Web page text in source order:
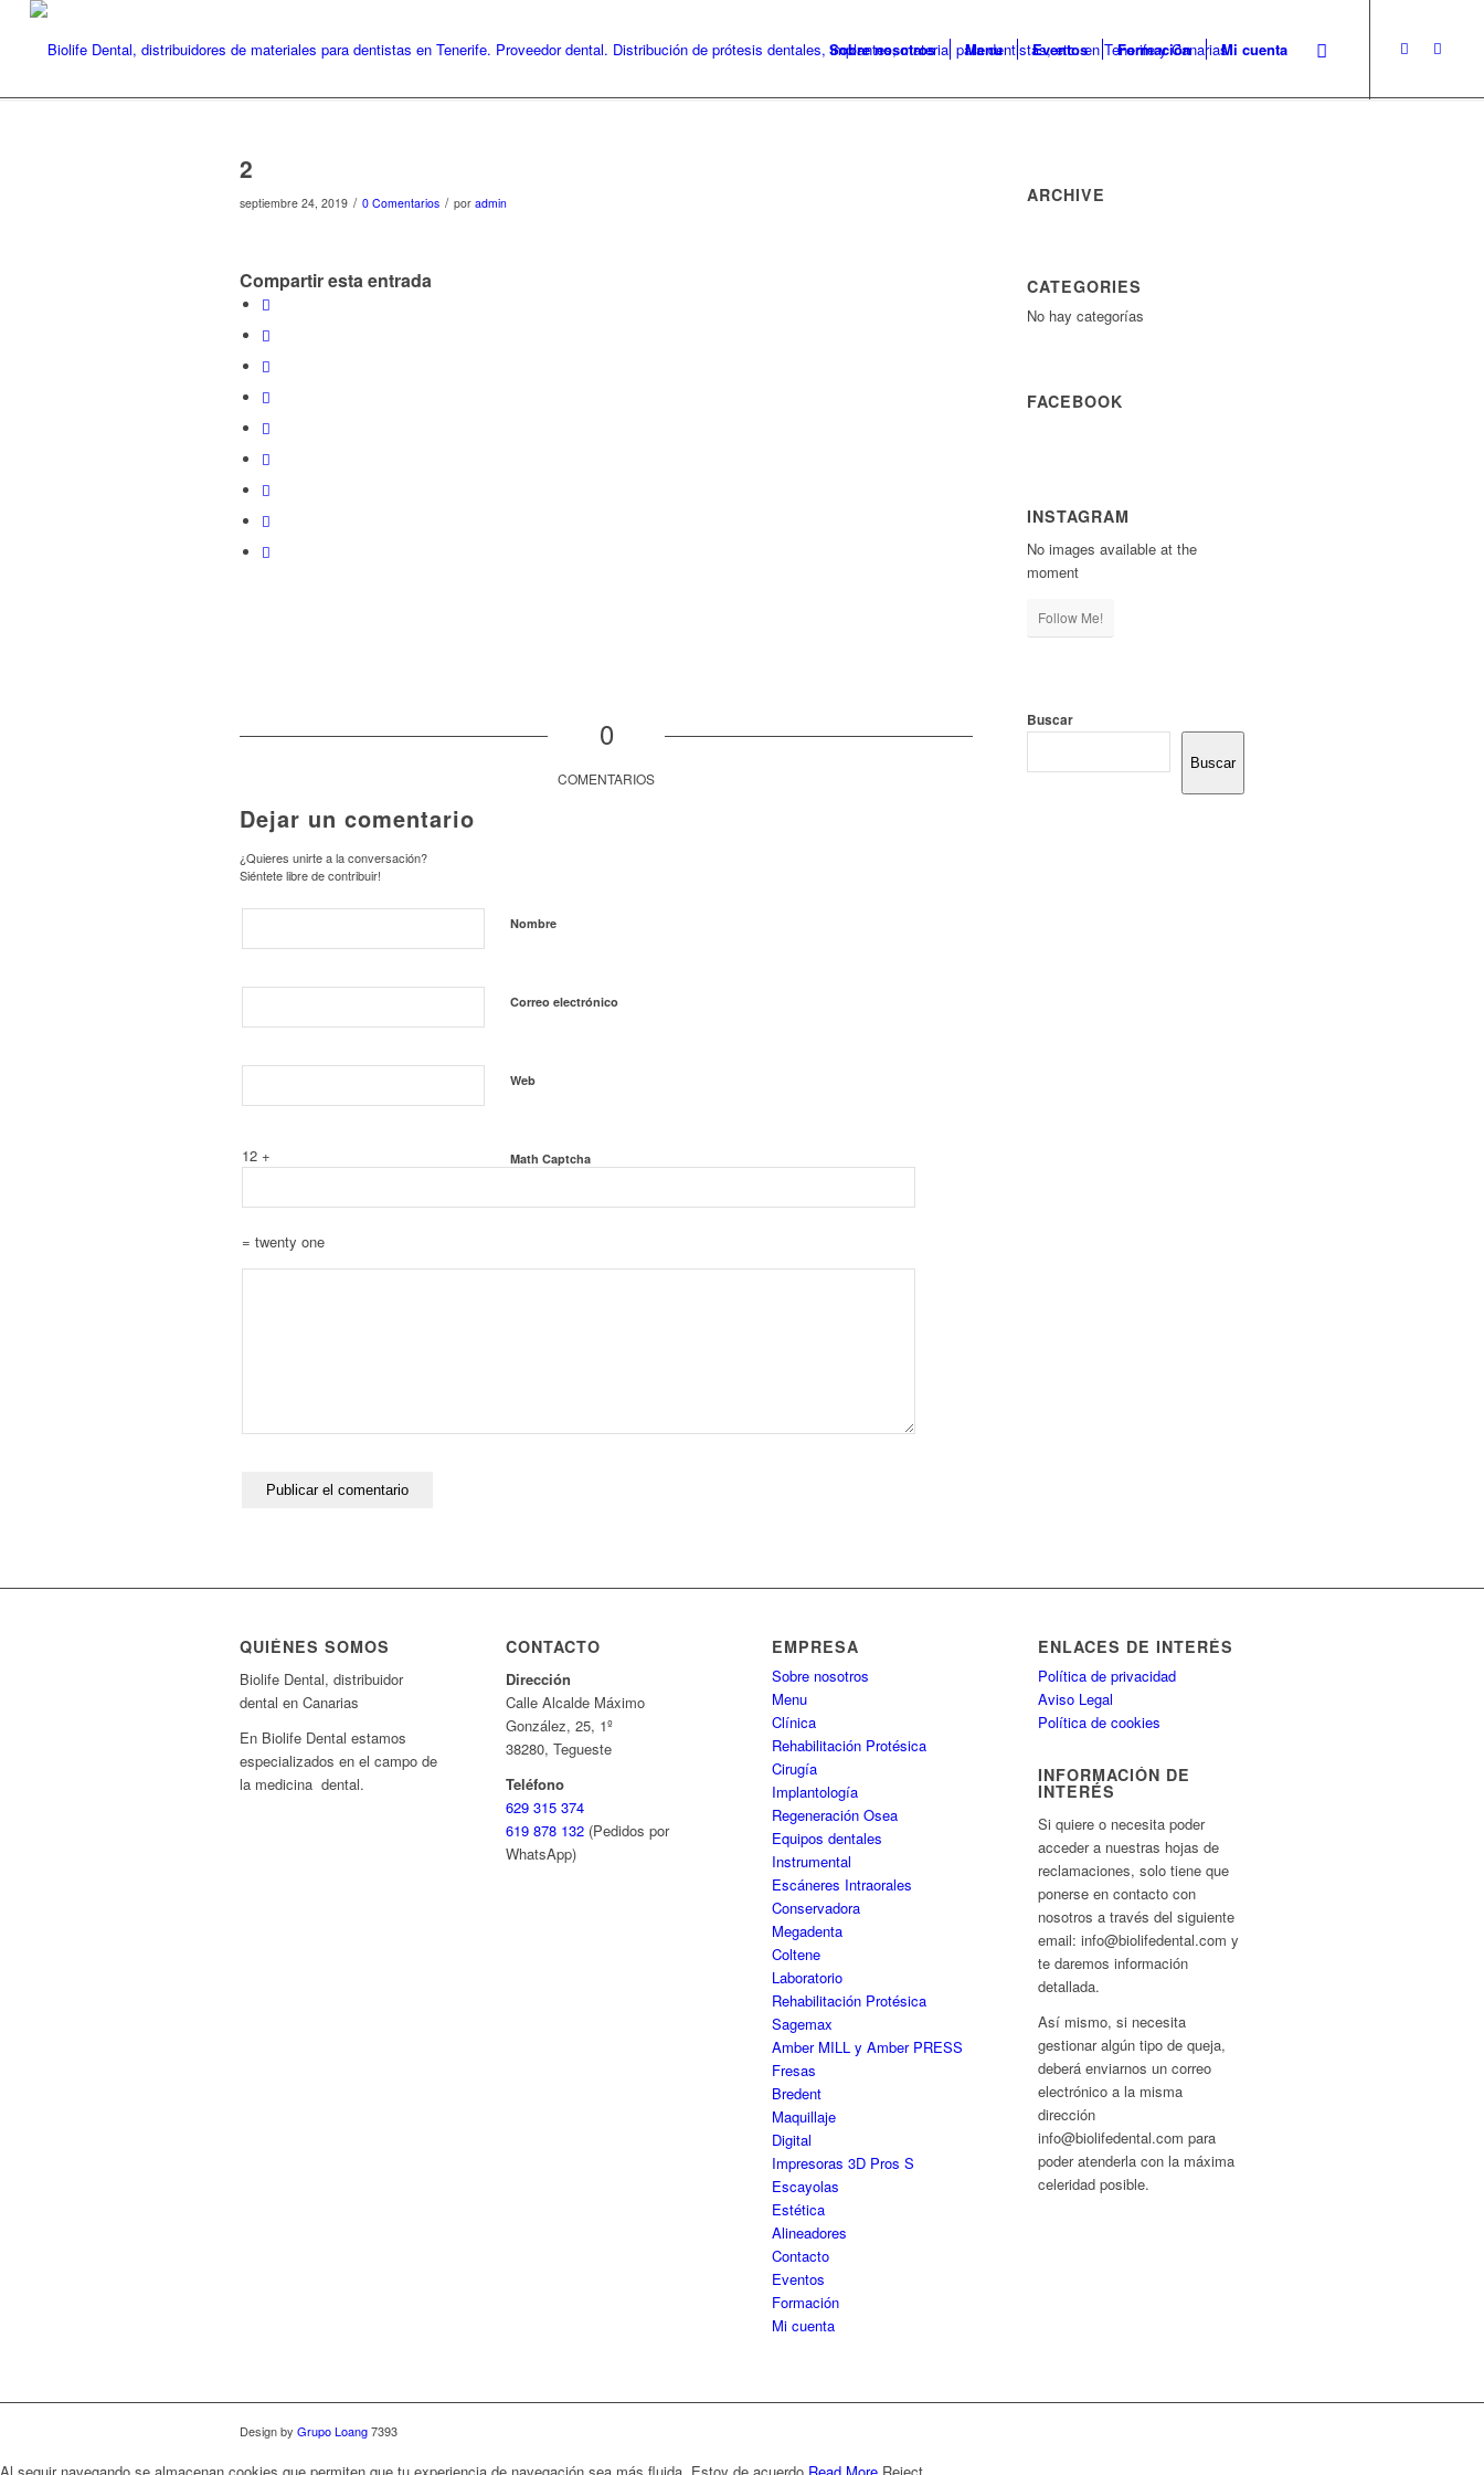
Sobre nosotros Menu Eventos Formación Mi cuenta
2
septiembre 24, 2019 / 0 Comentarios / por admin
Compartir esta entrada
0
COMENTARIOS
Dejar un comentario
¿Quieres unirte a la conversación?
Siéntete libre de contribuir!
Nombre
Correo electrónico
Web
Math Captcha
12 +
= twenty one
ARCHIVE
CATEGORIES
No hay categorías
FACEBOOK
INSTAGRAM
No images available at the
moment
Follow Me!
Buscar
Buscar
QUIÉNES SOMOS
Biolife Dental, distribuidor
dental en Canarias
En Biolife Dental estamos
especializados en el campo de
la medicina dental.
CONTACTO
Dirección
Calle Alcalde Máximo
González, 25, 1º
38280, Tegueste
Teléfono
629 315 374
619 878 132 (Pedidos por
WhatsApp)
EMPRESA
Sobre nosotros
Menu
Clínica
Rehabilitación Protésica
Cirugía
Implantología
Regeneración Osea
Equipos dentales
Instrumental
Escáneres Intraorales
Conservadora
Megadenta
Coltene
Laboratorio
Rehabilitación Protésica
Sagemax
Amber MILL y Amber PRESS
Fresas
Bredent
Maquillaje
Digital
Impresoras 3D Pros S
Escayolas
Estética
Alineadores
Contacto
Eventos
Formación
Mi cuenta
ENLACES DE INTERÉS
Política de privacidad
Aviso Legal
Política de cookies
INFORMACIÓN DE
INTERÉS
Si quiere o necesita poder
acceder a nuestras hojas de
reclamaciones, solo tiene que
ponerse en contacto con
nosotros a través del siguiente
email: info@biolifedental.com y
te daremos información
detallada.
Así mismo, si necesita
gestionar algún tipo de queja,
deberá enviarnos un correo
electrónico a la misma
dirección
info@biolifedental.com para
poder atenderla con la máxima
celeridad posible.
Design by Grupo Loang7393